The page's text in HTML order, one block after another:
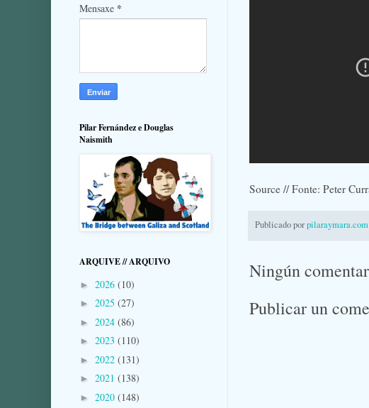
Source // Fonte: Peter
Publicado porpilaraymara.com
Ningún
Publicar un
Mensaxe *
Pilar Fernández e Douglas
Naismith
ARQUIVE // ARQUIVO
► 2026 (10)
► 2025 (27)
► 2024 (86)
► 2023 (110)
► 2022 (131)
► 2021 (138)
► 2020 (148)